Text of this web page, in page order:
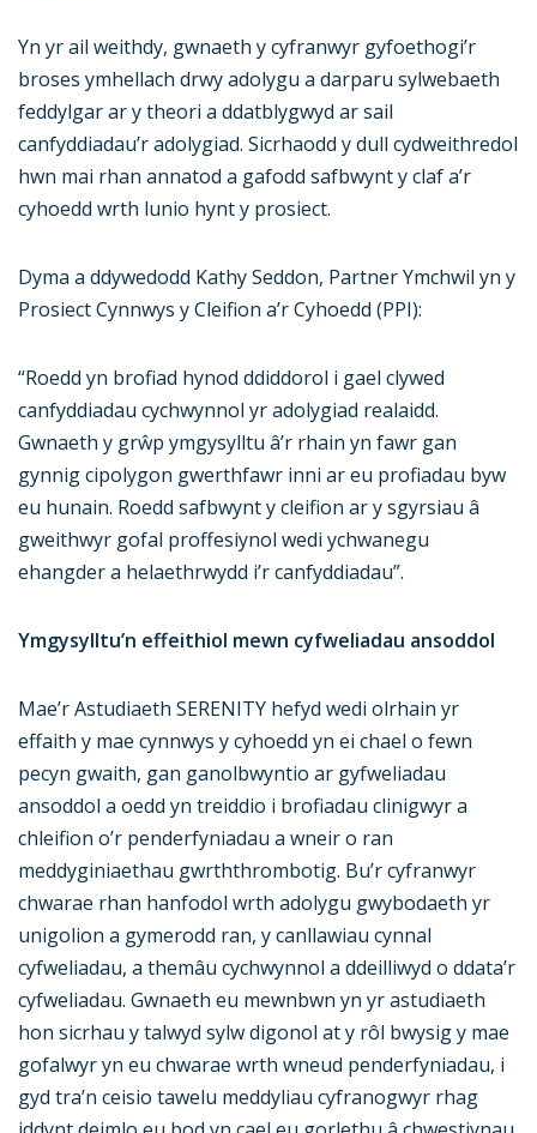
Yn yr ail weithdy, gwnaeth y cyfranwyr gyfoethogi’r
broses ymhellach drwy adolygu a darparu sylwebaeth
feddylgar ar y theori a ddatblygwyd ar sail
canfyddiadau’r adolygiad. Sicrhaodd y dull cydweithredol
hwn mai rhan annatod a gafodd safbwynt y claf a’r
cyhoedd wrth lunio hynt y prosiect.
Dyma a ddywedodd Kathy Seddon, Partner Ymchwil yn y
Prosiect Cynnwys y Cleifion a’r Cyhoedd (PPI):
“Roedd yn brofiad hynod ddiddorol i gael clywed
canfyddiadau cychwynnol yr adolygiad realaidd.
Gwnaeth y grŵp ymgysylltu â’r rhain yn fawr gan
gynnig cipolygon gwerthfawr inni ar eu profiadau byw
eu hunain. Roedd safbwynt y cleifion ar y sgyrsiau â
gweithwyr gofal proffesiynol wedi ychwanegu
ehangder a helaethrwydd i’r canfyddiadau”.
Ymgysylltu’n effeithiol mewn cyfweliadau ansoddol
Mae’r Astudiaeth SERENITY hefyd wedi olrhain yr
effaith y mae cynnwys y cyhoedd yn ei chael o fewn
pecyn gwaith, gan ganolbwyntio ar gyfweliadau
ansoddol a oedd yn treiddio i brofiadau clinigwyr a
chleifion o’r penderfyniadau a wneir o ran
meddyginiaethau gwrththrombotig. Bu’r cyfranwyr
chwarae rhan hanfodol wrth adolygu gwybodaeth yr
unigolion a gymerodd ran, y canllawiau cynnal
cyfweliadau, a themâu cychwynnol a ddeilliwyd o ddata’r
cyfweliadau. Gwnaeth eu mewnbwn yn yr astudiaeth
hon sicrhau y talwyd sylw digonol at y rôl bwysig y mae
gofalwyr yn eu chwarae wrth wneud penderfyniadau, i
gyd tra’n ceisio tawelu meddyliau cyfranogwyr rhag